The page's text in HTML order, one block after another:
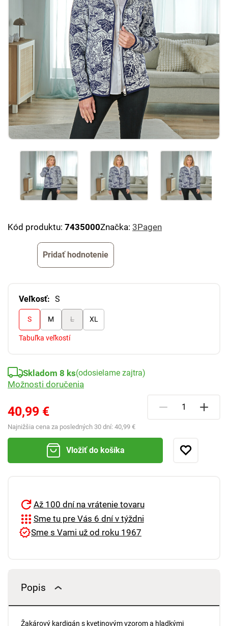
Kód produktu: 7435000Značka: 3Pagen
Pridať hodnotenie
Veľkosť: S
S M L XL
Tabuľka veľkostí
40,99 €
Najnižšia cena za posledných 30 dní: 40,99 €
Skladom 8 ks(odosielame zajtra)
Možnosti doručenia
Vložiť do košíka
Až 100 dní na vrátenie tovaru
Sme tu pre Vás 6 dní v týždni
Sme s Vami už od roku 1967
Popis
Žakárový kardigán s kvetinovým vzorom a hladkými